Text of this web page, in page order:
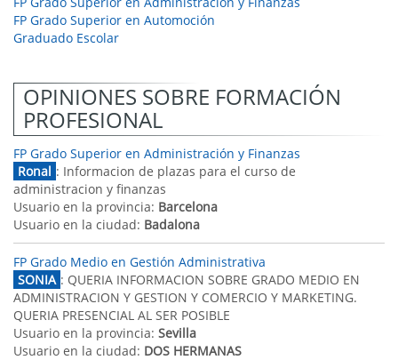
FP Grado Superior en Automoción
Graduado Escolar
OPINIONES SOBRE FORMACIÓN
PROFESIONAL
FP Grado Superior en Administración y Finanzas
Ronal : Informacion de plazas para el curso de
administracion y finanzas
Usuario en la provincia: Barcelona
Usuario en la ciudad: Badalona
FP Grado Medio en Gestión Administrativa
SONIA : QUERIA INFORMACION SOBRE GRADO MEDIO EN
ADMINISTRACION Y GESTION Y COMERCIO Y MARKETING.
QUERIA PRESENCIAL AL SER POSIBLE
Usuario en la provincia: Sevilla
Usuario en la ciudad: DOS HERMANAS